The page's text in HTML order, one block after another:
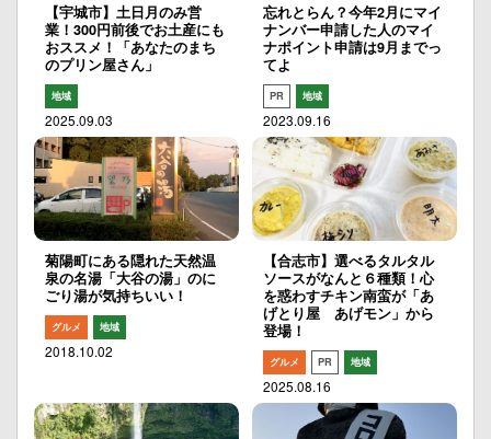
【宇城市】土日月のみ営
業！300円前後でお土産にも
おススメ！「あなたのまち
のプリン屋さん」
地域
2025.09.03
忘れとらん？今年2月にマイ
ナンバー申請した人のマイ
ナポイント申請は9月までっ
てよ
PR 地域
2023.09.16
菊陽町にある隠れた天然温
泉の名湯「大谷の湯」のに
ごり湯が気持ちいい！
グルメ 地域
2018.10.02
【合志市】選べるタルタル
ソースがなんと６種類！心
を惑わすチキン南蛮が「あ
げとり屋 あげモン」から
登場！
グルメ PR 地域
2025.08.16